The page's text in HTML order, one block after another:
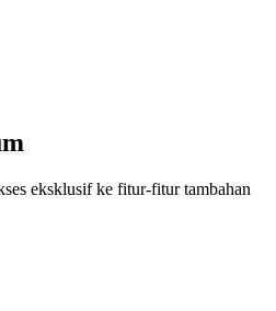
eksklusif ke fitur-fitur tambahan